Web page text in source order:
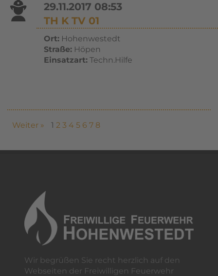
29.11.2017 08:53
TH K TV 01
Ort:Hohenwestedt
Straße:Höpen
Einsatzart:Techn.Hilfe
Weiter » 1 2 3 4 5 6 7 8
Wir begrüßen Sie recht herzlich auf den
Webseiten der Freiwilligen Feuerwehr